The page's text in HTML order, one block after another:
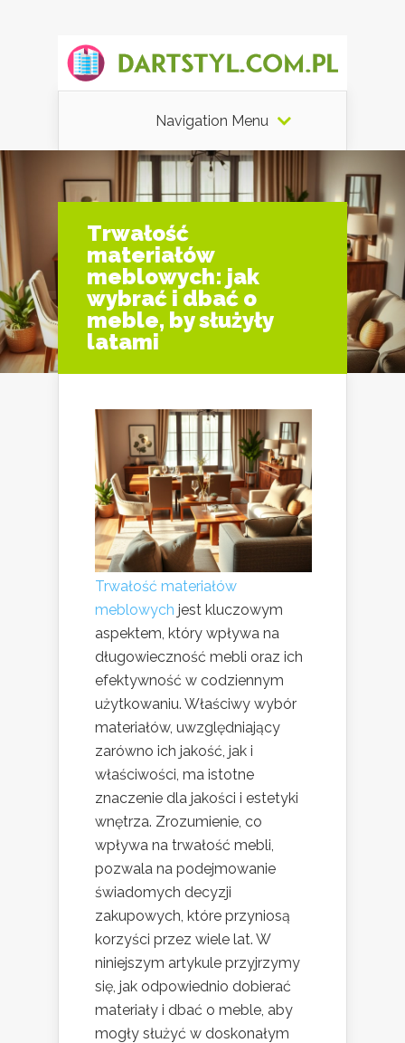
Navigation Menu
Trwałość
materiałów
meblowych: jak
wybrać i dbać o
meble, by służyły
latami
Trwałość materiałów
meblowych jest kluczowym
aspektem, który wpływa na
długowieczność mebli oraz ich
efektywność w codziennym
użytkowaniu. Właściwy wybór
materiałów, uwzględniający
zarówno ich jakość, jak i
właściwości, ma istotne
znaczenie dla jakości i estetyki
wnętrza. Zrozumienie, co
wpływa na trwałość mebli,
pozwala na podejmowanie
świadomych decyzji
zakupowych, które przyniosą
korzyści przez wiele lat. W
niniejszym artykule przyjrzymy
się, jak odpowiednio dobierać
materiały i dbać o meble, aby
mogły służyć w doskonałym